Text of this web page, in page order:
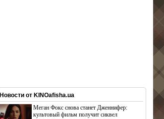
Новости от KINOafisha.ua
Меган Фокс снова станет Дженнифер:
культовый фильм получит сиквел